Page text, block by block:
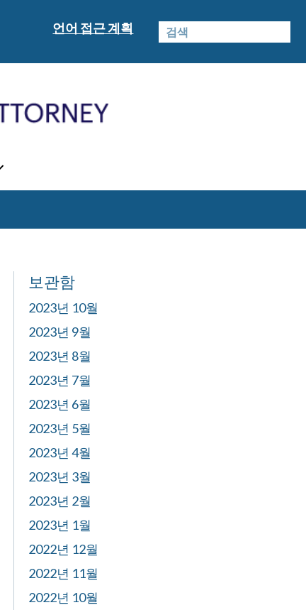
언어 접근 계획
보관함
2023년 10월
2023년 9월
2023년 8월
2023년 7월
2023년 6월
2023년 5월
2023년 4월
2023년 3월
2023년 2월
2023년 1월
2022년 12월
2022년 11월
2022년 10월